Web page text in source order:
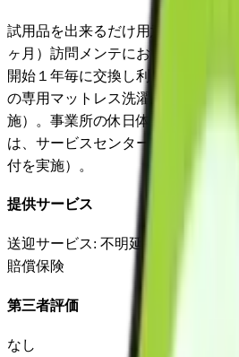
試用品を出来るだけ用意しフィッ
ヶ月）訪問メンテにおいてマット
開始１年毎に交換し利用者への衛
の専用マットレス洗濯機及び乾燥
施）。事業所の休日体制として用
は、サービスセンターで対応（元
付を実施）。
提供サービス
送迎サービス: 不明延長サービス
賠償保険
第三者評価
なし